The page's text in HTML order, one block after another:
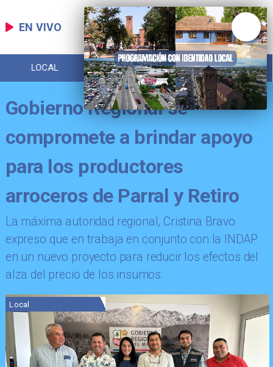
EN VIVO
LOCAL DEPORTES POLICIAL
Gobierno Regional se
compromete a brindar apoyo
para los productores
arroceros de Parral y Retiro
La máxima autoridad regional, Cristina Bravo
expreso que en trabaja en conjunto con la INDAP
en un nuevo proyecto para reducir los efectos del
alza del precio de los insumos.
Local